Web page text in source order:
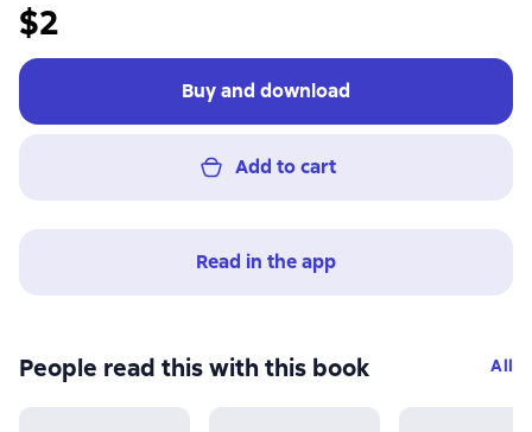
$2
Buy and download
Add to cart
Read in the app
People read this with this book All